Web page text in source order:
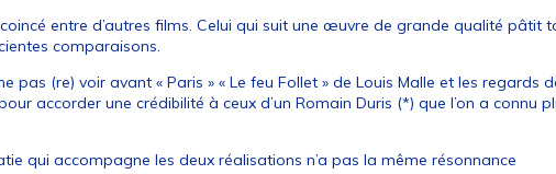
entre d’autres films. Celui qui suit une œuvre de grande qualité pâtit
comparaisons.
pas (re) voir avant « Paris » « Le feu Follet » de Louis Malle et les regards
accorder une crédibilité à ceux d’un Romain Duris (*) que l’on a connu
qui accompagne les deux réalisations n’a pas la même résonnance